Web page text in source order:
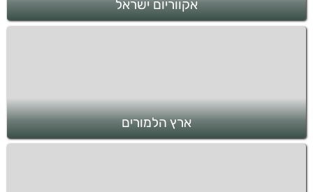
אקווריום ישראל
ארץ הלמורים